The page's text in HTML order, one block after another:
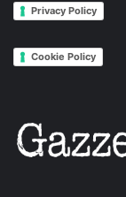
Privacy Policy
Cookie Policy